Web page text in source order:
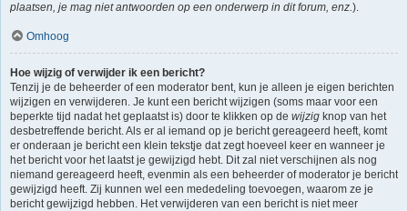
plaatsen, je mag niet antwoorden op een onderwerp in dit forum, enz.).
Omhoog
Hoe wijzig of verwijder ik een bericht?
Tenzij je de beheerder of een moderator bent, kun je alleen je eigen berichten
wijzigen en verwijderen. Je kunt een bericht wijzigen (soms maar voor een
beperkte tijd nadat het geplaatst is) door te klikken op de wijzig knop van het
desbetreffende bericht. Als er al iemand op je bericht gereageerd heeft, komt
er onderaan je bericht een klein tekstje dat zegt hoeveel keer en wanneer je
het bericht voor het laatst je gewijzigd hebt. Dit zal niet verschijnen als nog
niemand gereageerd heeft, evenmin als een beheerder of moderator je bericht
gewijzigd heeft. Zij kunnen wel een mededeling toevoegen, waarom ze je
bericht gewijzigd hebben. Het verwijderen van een bericht is niet meer